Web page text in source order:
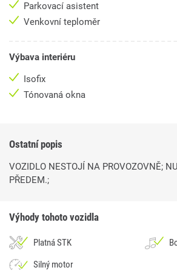
Parkovací asistent
Venkovní teploměr
Výbava interiéru
Isofix
Tónovaná okna
Ostatní popis
VOZIDLO NESTOJÍ NA PROVOZOVNĚ;
PŘEDEM.;
Výhody tohoto vozidla
Platná STK
Silný motor